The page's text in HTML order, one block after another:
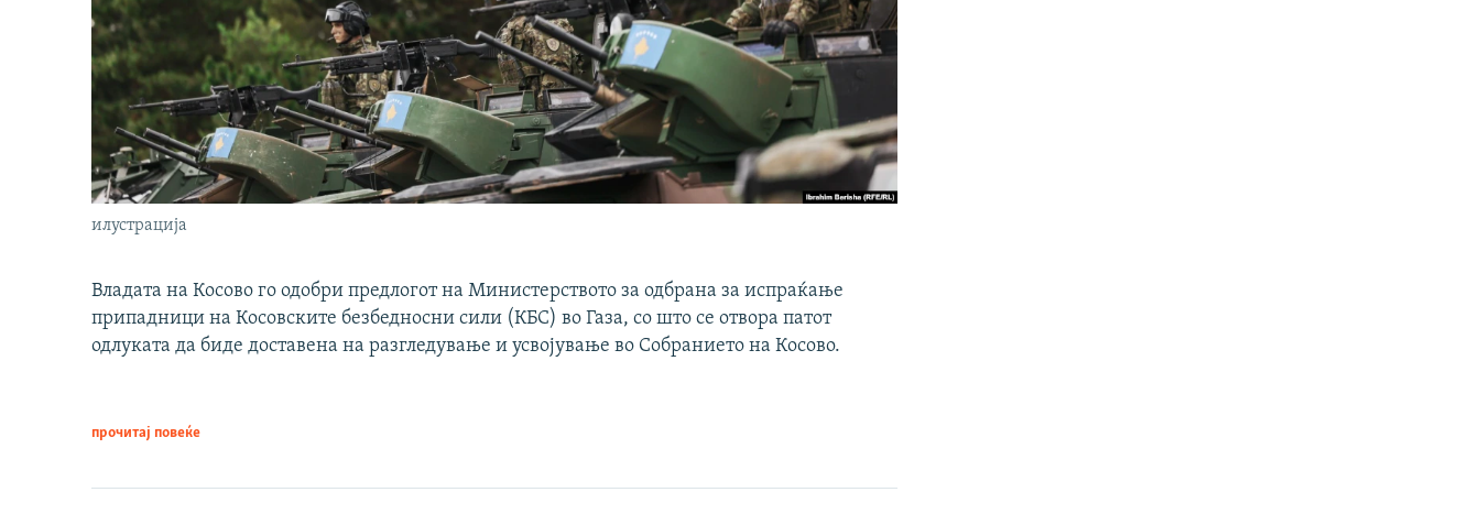
илустрација
Владата на Косово го одобри предлогот на Министерството за одбрана за испраќање
припадници на Косовските безбедносни сили (КБС) во Газа, со што се отвора патот
одлуката да биде доставена на разгледување и усвојување во Собранието на Косово.
прочитај повеќе